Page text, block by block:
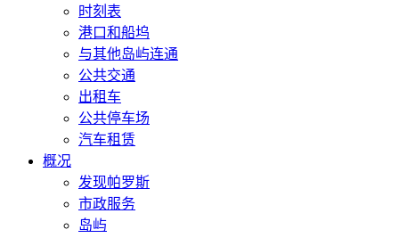
时刻表
港口和船坞
与其他岛屿连通
公共交通
出租车
公共停车场
汽车租赁
概况
发现帕罗斯
市政服务
岛屿